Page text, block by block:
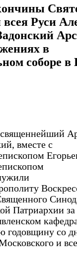
Руси
в
соборе в
вместе с
Патриархии за
годовщину со
и